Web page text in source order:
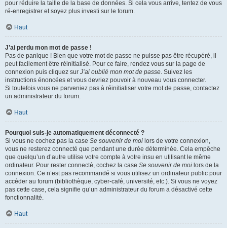
pour réduire la taille de la base de données. Si cela vous arrive, tentez de vous
ré-enregistrer et soyez plus investi sur le forum.
Haut
J’ai perdu mon mot de passe !
Pas de panique ! Bien que votre mot de passe ne puisse pas être récupéré, il
peut facilement être réinitialisé. Pour ce faire, rendez vous sur la page de
connexion puis cliquez sur J’ai oublié mon mot de passe. Suivez les
instructions énoncées et vous devriez pouvoir à nouveau vous connecter.
Si toutefois vous ne parveniez pas à réinitialiser votre mot de passe, contactez
un administrateur du forum.
Haut
Pourquoi suis-je automatiquement déconnecté ?
Si vous ne cochez pas la case Se souvenir de moi lors de votre connexion,
vous ne resterez connecté que pendant une durée déterminée. Cela empêche
que quelqu’un d’autre utilise votre compte à votre insu en utilisant le même
ordinateur. Pour rester connecté, cochez la case Se souvenir de moi lors de la
connexion. Ce n’est pas recommandé si vous utilisez un ordinateur public pour
accéder au forum (bibliothèque, cyber-café, université, etc.). Si vous ne voyez
pas cette case, cela signifie qu’un administrateur du forum a désactivé cette
fonctionnalité.
Haut